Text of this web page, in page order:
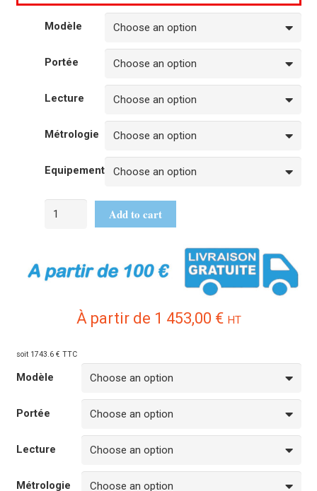
Modèle
Portée
Lecture
Métrologie
Equipement
Add to cart
À partir de 1 453,00 € HT
soit 1743.6 € TTC
Modèle
Portée
Lecture
Métrologie